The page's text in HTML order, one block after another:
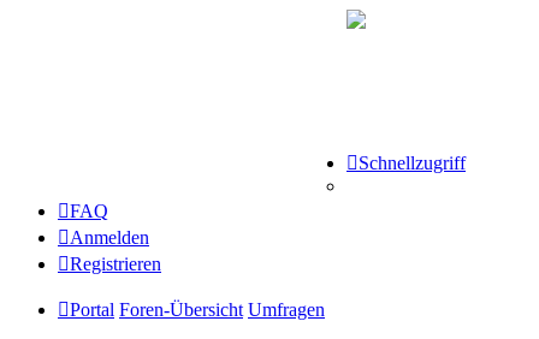
Schnellzugriff
FAQ
Anmelden
Registrieren
Portal Foren-Übersicht Umfragen